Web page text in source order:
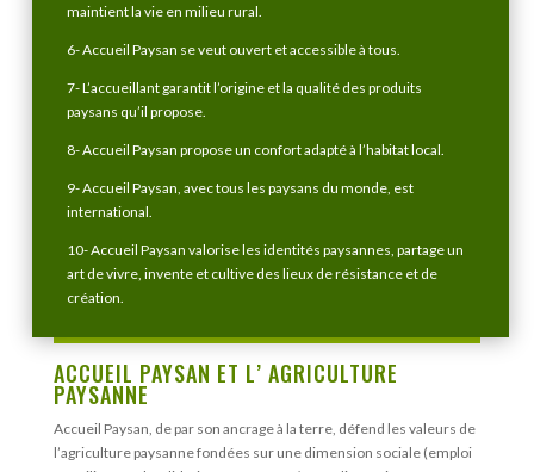
maintient la vie en milieu rural.
6- Accueil Paysan se veut ouvert et accessible à tous.
7- L’accueillant garantit l’origine et la qualité des produits
paysans qu’il propose.
8- Accueil Paysan propose un confort adapté à l’habitat local.
9- Accueil Paysan, avec tous les paysans du monde, est
international.
10- Accueil Paysan valorise les identités paysannes, partage un
art de vivre, invente et cultive des lieux de résistance et de
création.
ACCUEIL PAYSAN ET L’ AGRICULTURE
PAYSANNE
Accueil Paysan, de par son ancrage à la terre, défend les valeurs de
l’agriculture paysanne fondées sur une dimension sociale (emploi